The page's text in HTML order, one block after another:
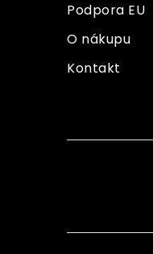
Podpora EU
O nákupu
Kontakt